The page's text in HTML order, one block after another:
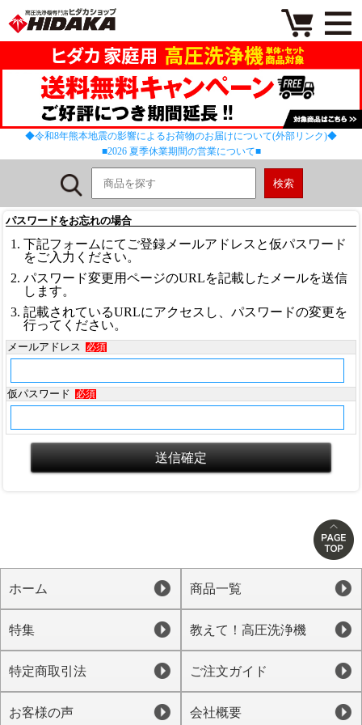
◆令和8年熊本地震の影響によるお荷物のお届けについて(外部リンク)◆
■2026 夏季休業期間の営業について■
パスワードをお忘れの場合
下記フォームにてご登録メールアドレスと仮パスワード
をご入力ください。
パスワード変更用ページのURLを記載したメールを送信
します。
記載されているURLにアクセスし、パスワードの変更を
行ってください。
メールアドレス 必須
仮パスワード 必須
ホーム 商品一覧
特集 教えて！高圧洗浄機
特定商取引法 ご注文ガイド
お客様の声 会社概要